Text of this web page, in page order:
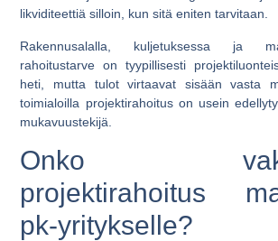
likviditeettiä silloin, kun sitä eniten tarvitaan.
Rakennusalalla, kuljetuksessa ja
rahoitustarve on tyypillisesti
heti, mutta tulot virtaavat sisään vasta
toimialoilla projektirahoitus on usein
mukavuustekijä.
Onko
projektirahoitus
pk-yritykselle?